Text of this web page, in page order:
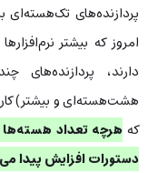
پردازنده‌های تک‌هسته‌ای
امروز که بیشتر
دارند، پردازنده‌های
هشت‌هسته‌ای و بیشتر)
که هرچه تعداد هسته‌ها
دستورات افزایش پیدا